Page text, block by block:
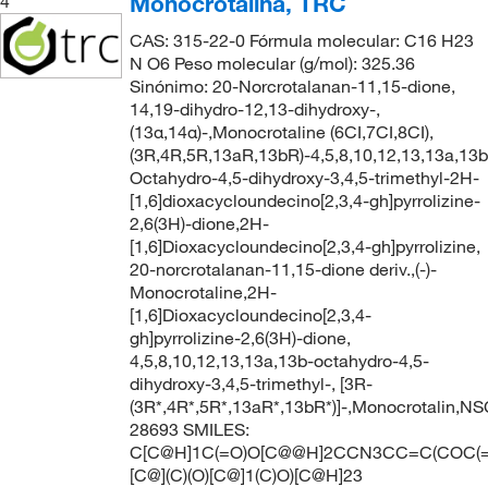
CAS: 315-22-0 Fórmula molecular: C16 H23
N O6 Peso molecular (g/mol): 325.36
Sinónimo: 20-Norcrotalanan-11,15-dione,
14,19-dihydro-12,13-dihydroxy-,
(13α,14α)-,Monocrotaline (6CI,7CI,8CI),
(3R,4R,5R,13aR,13bR)-
Octahydro-4,5-dihydroxy-3,4,5-trimethyl-2H-
[1,6]dioxacycloundecino[2,3,4-gh]pyrrolizine-
2,6(3H)-dione,2H-
[1,6]Dioxacycloundecino[2,3,4-gh]pyrrolizine,
20-norcrotalanan-11,15-dione deriv.,(-)-
Monocrotaline,2H-
[1,6]Dioxacycloundecino[2,3,4-
gh]pyrrolizine-2,6(3H)-dione,
4,5,8,10,12,13,13a,13b-octahydro-4,5-
dihydroxy-3,4,5-trimethyl-, [3R-
(3R*,4R*,5R*,13aR*,13bR*)]-
28693 SMILES:
[C@](C)(O)[C@]1(C)O)[C@H]23